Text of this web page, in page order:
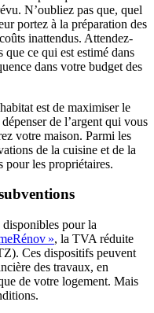
N’oubliez pas que, quel
portez à la préparation des
inattendus. Attendez-
ce qui est estimé dans
dans votre budget des
est de maximiser le
de l’argent qui vous
votre maison. Parmi les
de la cuisine et de la
pour les propriétaires.
pour la
», la TVA réduite
Ces dispositifs peuvent
des travaux, en
de votre logement. Mais